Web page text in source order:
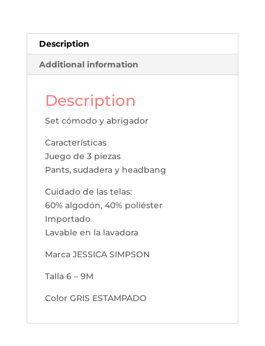
Description
Additional information
Description
Set cómodo y abrigador
Características
Juego de 3 piezas
Pants, sudadera y headbang
Cuidado de las telas:
60% algodón, 40% poliéster
Importado
Lavable en la lavadora
Marca JESSICA SIMPSON
Talla 6 – 9M
Color GRIS ESTAMPADO